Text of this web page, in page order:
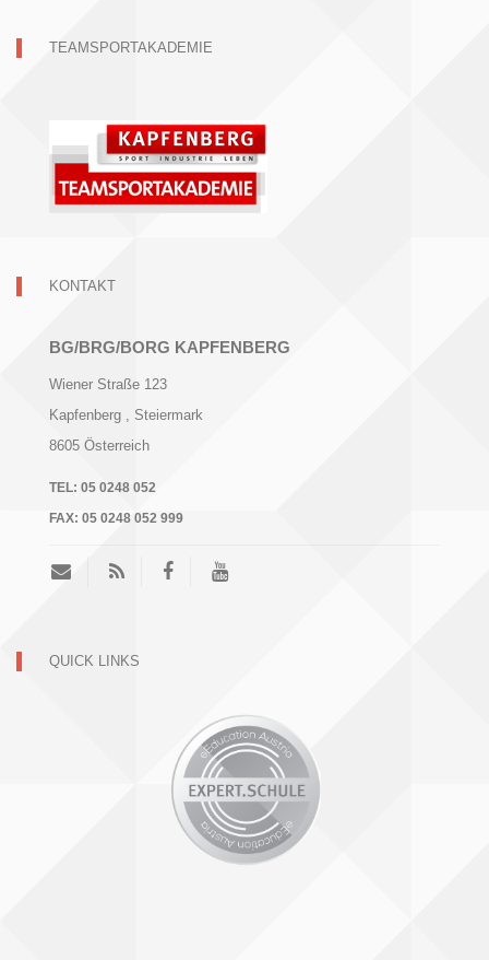
TEAMSPORTAKADEMIE
KONTAKT
BG/BRG/BORG KAPFENBERG
Wiener Straße 123
Kapfenberg , Steiermark
8605 Österreich
TEL: 05 0248 052
FAX: 05 0248 052 999
QUICK LINKS